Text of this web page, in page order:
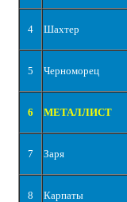
4 Шахтер
5 Черноморец
6 МЕТАЛЛИСТ
7 Заря
8 Карпаты